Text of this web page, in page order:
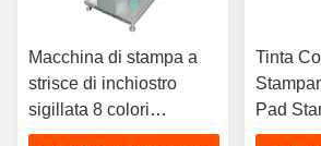
Macchina di stampa a
strisce di inchiostro
sigillata 8 colori
completamente
Tinta
Pad
Con